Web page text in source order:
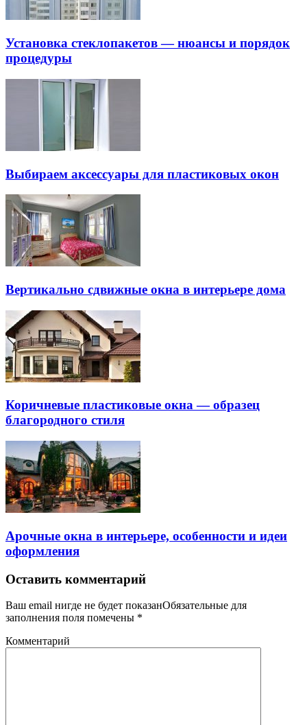
Установка стеклопакетов — нюансы и порядок
процедуры
Выбираем аксессуары для пластиковых окон
Вертикально сдвижные окна в интерьере дома
Коричневые пластиковые окна — образец
благородного стиля
Арочные окна в интерьере, особенности и идеи
оформления
Оставить комментарий
Ваш email нигде не будет показанОбязательные для
заполнения поля помечены *
Комментарий